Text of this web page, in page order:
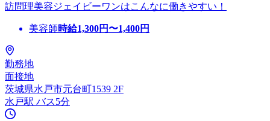
訪問理美容ジェイビーワンはこんなに働きやすい！
美容師時給1,300円〜1,400円
勤務地
面接地
茨城県水戸市元台町1539 2F
水戸駅 バス5分